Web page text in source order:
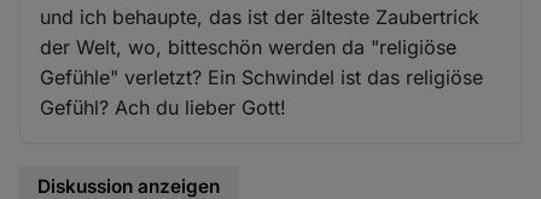
und ich behaupte, das ist der älteste Zaubertrick
der Welt, wo, bitteschön werden da "religiöse
Gefühle" verletzt? Ein Schwindel ist das religiöse
Gefühl? Ach du lieber Gott!
Diskussion anzeigen